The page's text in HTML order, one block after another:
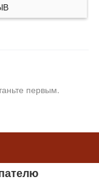
первым.